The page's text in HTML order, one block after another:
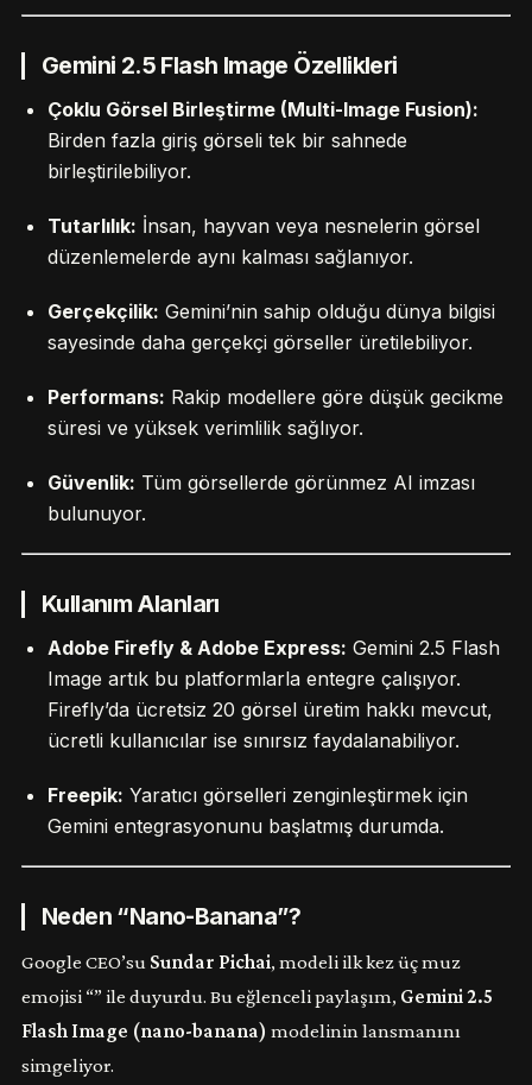
Gemini 2.5 Flash Image Özellikleri
Çoklu Görsel Birleştirme (Multi-Image Fusion):
Birden fazla giriş görseli tek bir sahnede
birleştirilebiliyor.
Tutarlılık: İnsan, hayvan veya nesnelerin görsel
düzenlemelerde aynı kalması sağlanıyor.
Gerçekçilik: Gemini’nin sahip olduğu dünya bilgisi
sayesinde daha gerçekçi görseller üretilebiliyor.
Performans: Rakip modellere göre düşük gecikme
süresi ve yüksek verimlilik sağlıyor.
Güvenlik: Tüm görsellerde görünmez AI imzası
bulunuyor.
Kullanım Alanları
Adobe Firefly & Adobe Express: Gemini 2.5 Flash
Image artık bu platformlarla entegre çalışıyor.
Firefly’da ücretsiz 20 görsel üretim hakkı mevcut,
ücretli kullanıcılar ise sınırsız faydalanabiliyor.
Freepik: Yaratıcı görselleri zenginleştirmek için
Gemini entegrasyonunu başlatmış durumda.
Neden “Nano-Banana”?
Google CEO’su Sundar Pichai, modeli ilk kez üç muz
emojisi “” ile duyurdu. Bu eğlenceli paylaşım, Gemini 2.5
Flash Image (nano-banana) modelinin lansmanını
simgeliyor.